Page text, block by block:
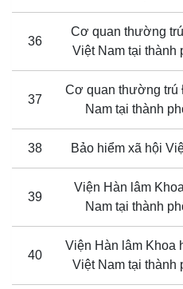
36
Cơ quan thường
Việt Nam tại thành
37
Cơ quan thường trú
Nam tại thành
38 Bảo hiểm xã hội
39
Viện Hàn lâm
Nam tại thành
40
Viện Hàn lâm Khoa
Việt Nam tại thành